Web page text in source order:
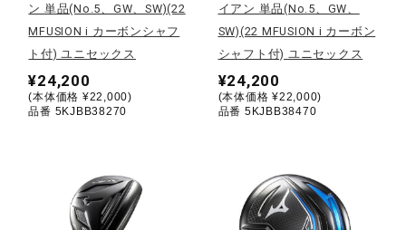
ゴルフ
スイム
バレーボール
ン 単品(No.5、GW、SW)(22
MFUSION i カーボンシャフ
ト付) ユニセックス
¥24,200
(本体価格 ¥22,000)
品番 5KJBB38270
イアン 単品(No.5、GW、
SW)(22 MFUSION i カーボン
シャフト付) ユニセックス
¥24,200
(本体価格 ¥22,000)
品番 5KJBB38470